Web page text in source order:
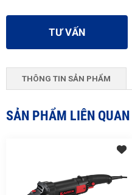
TƯ VẤN
THÔNG TIN SẢN PHẨM
SẢN PHẨM LIÊN QUAN